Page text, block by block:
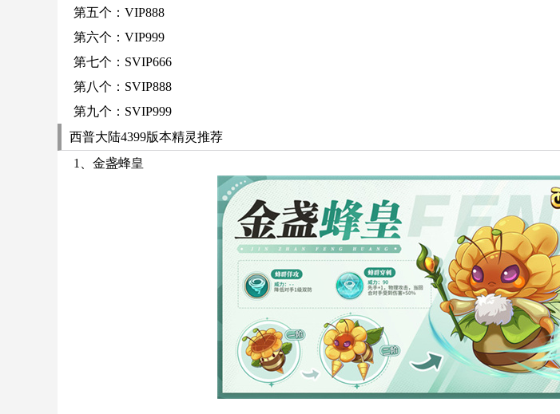
第五个：VIP888
第六个：VIP999
第七个：SVIP666
第八个：SVIP888
第九个：SVIP999
西普大陆4399版本精灵推荐
1、金盏蜂皇